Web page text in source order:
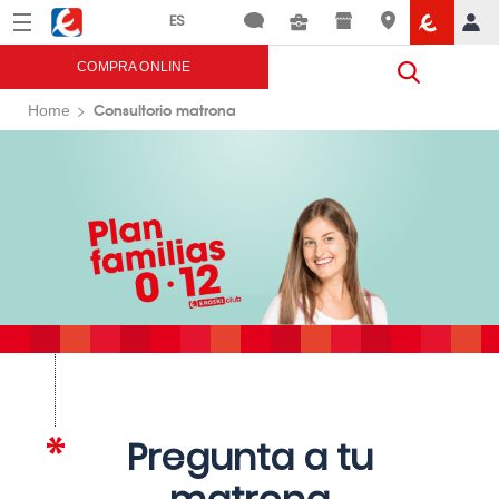
Menú Eroski
COMPRA ONLINE
Home Consultorio matrona
Pregunta a tu